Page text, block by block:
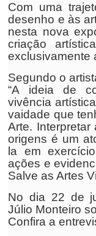
Com uma
desenho e às
nesta nova
criação
exclusivamente
Segundo o
“A ideia de
vivência
vaidade que
Arte.
origens é um
la em
ações e
Salve as Artes
No dia 22 de
Júlio Monteiro
Confira a